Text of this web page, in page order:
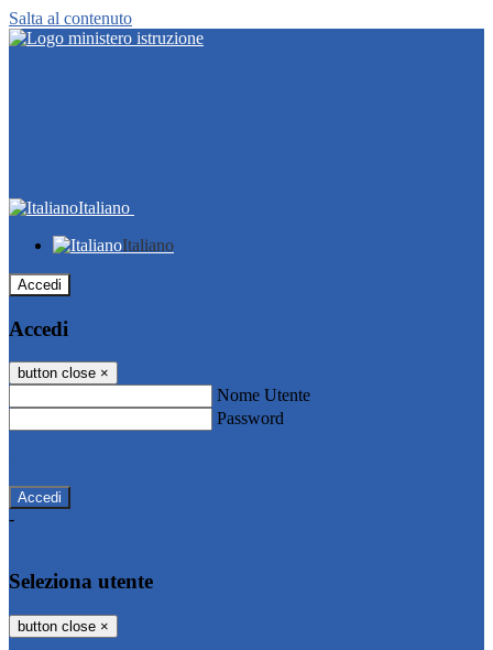
Salta al contenuto
Italiano
Italiano
Accedi
Accedi
button close ×
Nome Utente
Password
-
Seleziona utente
button close ×